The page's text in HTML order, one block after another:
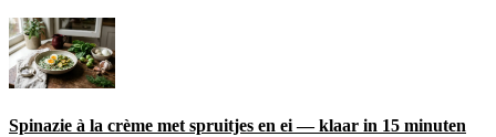
Spinazie à la crème met spruitjes en ei — klaar in 15 minuten